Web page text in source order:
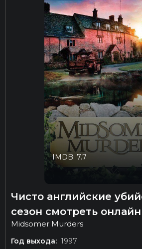
IMDB: 7.7
Чисто английские
сезон смотреть онлайн
Midsomer Murders
Год выхода: 1997